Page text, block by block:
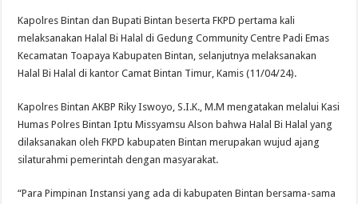
Kapolres Bintan dan Bupati Bintan beserta FKPD pertama kali
melaksanakan Halal Bi Halal di Gedung Community Centre Padi Emas
Kecamatan Toapaya Kabupaten Bintan, selanjutnya melaksanakan
Halal Bi Halal di kantor Camat Bintan Timur, Kamis (11/04/24).
Kapolres Bintan AKBP Riky Iswoyo, S.I.K., M.M mengatakan melalui Kasi
Humas Polres Bintan Iptu Missyamsu Alson bahwa Halal Bi Halal yang
dilaksanakan oleh FKPD kabupaten Bintan merupakan wujud ajang
silaturahmi pemerintah dengan masyarakat.
“Para Pimpinan Instansi yang ada di kabupaten Bintan bersama-sama